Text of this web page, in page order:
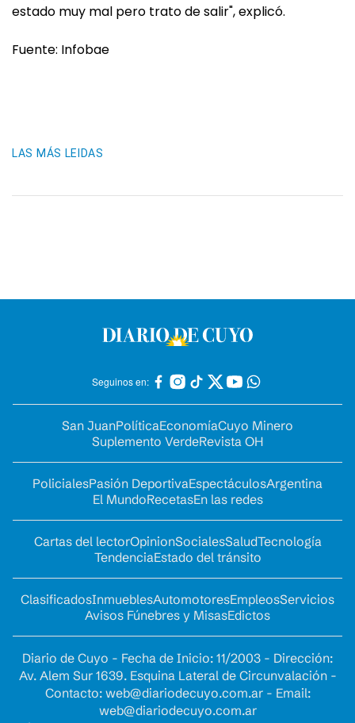
estado muy mal pero trato de salir", explicó.
Fuente: Infobae
LAS MÁS LEIDAS
Seguinos en:
San JuanPolíticaEconomíaCuyo Minero
Suplemento VerdeRevista OH
PolicialesPasión DeportivaEspectáculosArgentina
El MundoRecetasEn las redes
Cartas del lectorOpinionSocialesSaludTecnología
TendenciaEstado del tránsito
ClasificadosInmueblesAutomotoresEmpleosServicios
Avisos Fúnebres y MisasEdictos
Diario de Cuyo - Fecha de Inicio: 11/2003 - Dirección:
Av. Alem Sur 1639. Esquina Lateral de Circunvalación -
Contacto: web@diariodecuyo.com.ar- Email:
web@diariodecuyo.com.ar